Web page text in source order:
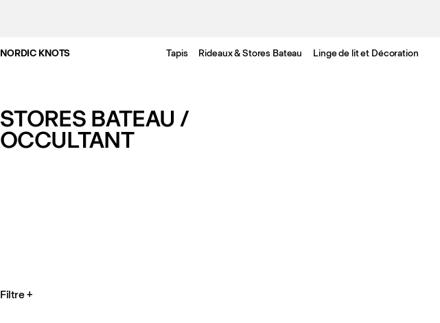
NORDIC KNOTS Tapis Rideaux & Stores Bateau Linge de lit et Décoration
STORES BATEAU /
OCCULTANT
Filtre +